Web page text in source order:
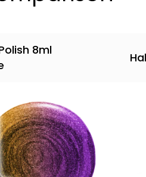
8ml